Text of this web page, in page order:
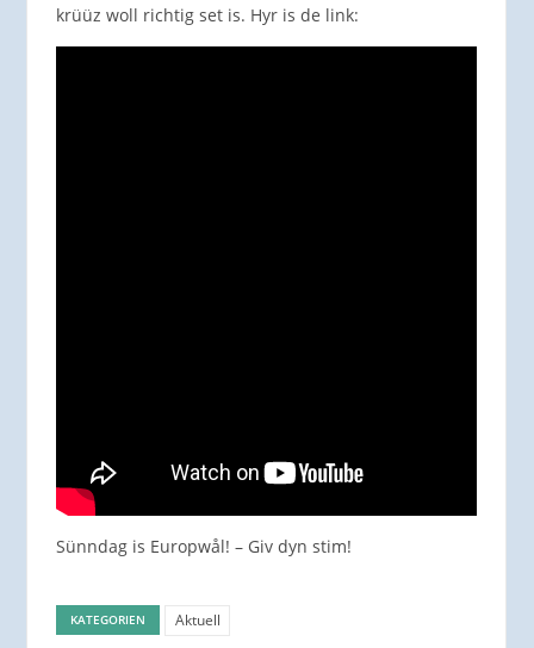
krüüz woll richtig set is. Hyr is de link:
Sünndag is Europwål! – Giv dyn stim!
KATEGORIEN Aktuell